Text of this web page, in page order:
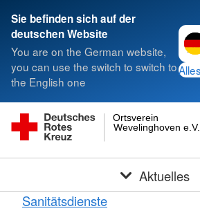
Sie befinden sich auf der
deutschen Website
You are on the German website,
you can use the switch to switch to
the English one
Wevelinghoven e.V.
Ortsverein
Aktuelles
Sanitätsdienste